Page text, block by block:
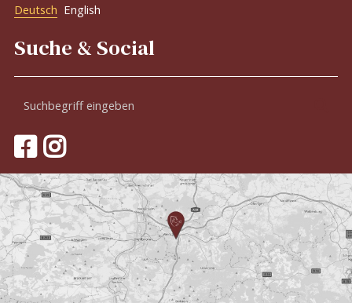
Deutsch English
Suche & Social
eingeben